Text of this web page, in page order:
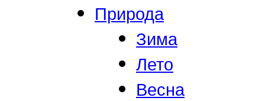
Природа
Зима
Лето
Весна